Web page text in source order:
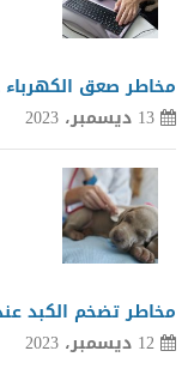
مخاطر صعق الكهرباء
13 ديسمبر، 2023
مخاطر تضخم الكبد
12 ديسمبر، 2023